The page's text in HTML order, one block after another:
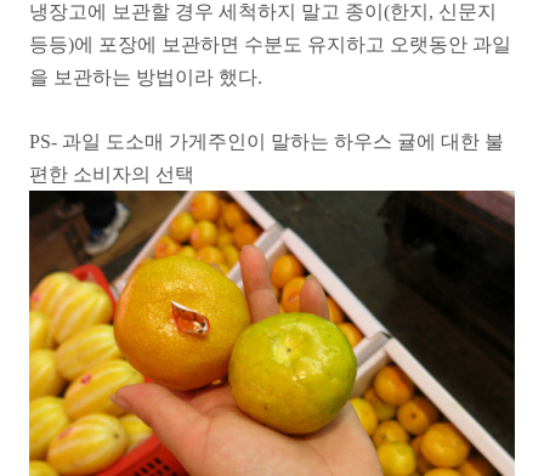
냉장고에 보관할 경우 세척하지 말고 종이(한지, 신문지
등등)에 포장에 보관하면 수분도 유지하고 오랫동안 과일
을 보관하는 방법이라 했다.
PS- 과일 도소매 가게주인이 말하는 하우스 귤에 대한 불
편한 소비자의 선택